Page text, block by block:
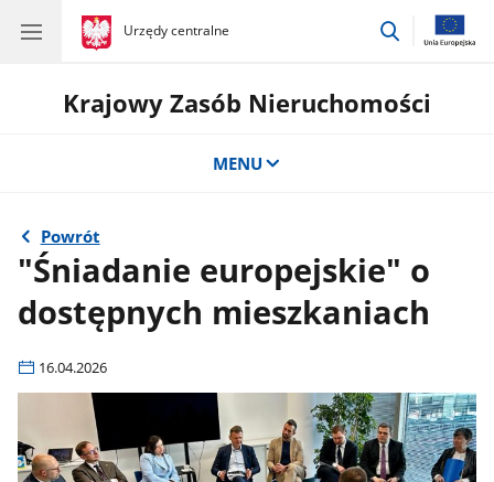
gov.pl
Urzędy centralne
gov.pl
Urzędy
przejdź
Krajowy Zasób Nieruchomości
MENU
Powrót
"Śniadanie europejskie" o
dostępnych mieszkaniach
16.04.2026